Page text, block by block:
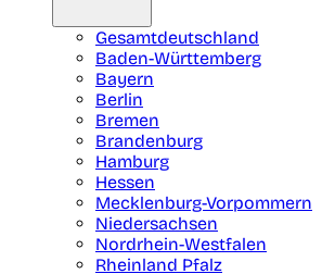
Gesamtdeutschland
Baden-Württemberg
Bayern
Berlin
Bremen
Brandenburg
Hamburg
Hessen
Mecklenburg-Vorpommern
Niedersachsen
Nordrhein-Westfalen
Rheinland Pfalz